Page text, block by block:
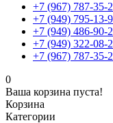
+7 (967) 787-35-
+7 (949) 795-13-
+7 (949) 486-90-
+7 (949) 322-
+7 (967) 787-35-
0
Ваша корзина пуста!
Корзина
Категории